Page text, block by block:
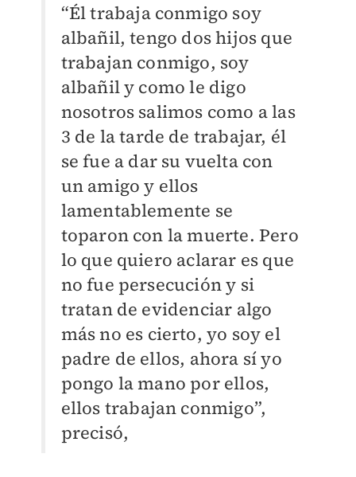
“Él trabaja conmigo soy
albañil, tengo dos hijos que
trabajan conmigo, soy
albañil y como le digo
nosotros salimos como a las
3 de la tarde de trabajar, él
se fue a dar su vuelta con
un amigo y ellos
lamentablemente se
toparon con la muerte. Pero
lo que quiero aclarar es que
no fue persecución y si
tratan de evidenciar algo
más no es cierto, yo soy el
padre de ellos, ahora sí yo
pongo la mano por ellos,
ellos trabajan conmigo”,
precisó,